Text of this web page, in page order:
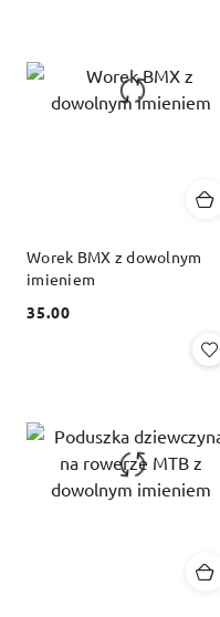
Worek BMX z dowolnym
imieniem
Cena:
35.00